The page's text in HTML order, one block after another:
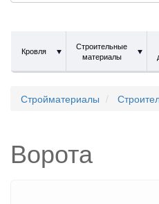
Кровля
Строительные
материалы
Стройматериалы
Ворота